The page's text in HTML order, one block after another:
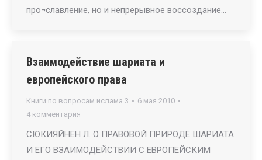
про¬славление, но и непрерывное воссоздание…
Взаимодействие шариата и
европейского права
Книги по вопросам ислама 3
6 мая 2010
4 комментария
СЮКИЯЙНЕН Л. О ПРАВОВОЙ ПРИРОДЕ ШАРИАТА
И ЕГО ВЗАИМОДЕЙСТВИИ С ЕВРОПЕЙСКИМ